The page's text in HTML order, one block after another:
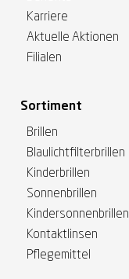
Karriere
Aktuelle Aktionen
Filialen
Sortiment
Brillen
Blaulichtfilterbrillen
Kinderbrillen
Sonnenbrillen
Kindersonnenbrillen
Kontaktlinsen
Pflegemittel